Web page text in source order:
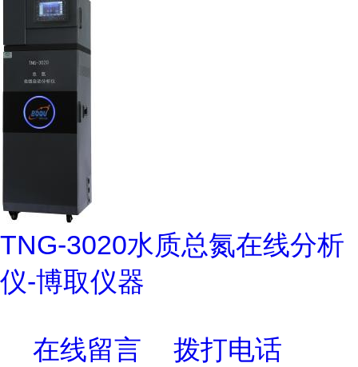
TNG-3020水质总氮在线分析
仪-博取仪器
在线留言 拨打电话